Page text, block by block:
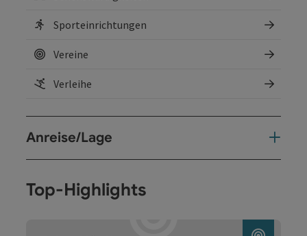
Sporteinrichtungen
Vereine
Verleihe
Anreise/Lage
Top-Highlights